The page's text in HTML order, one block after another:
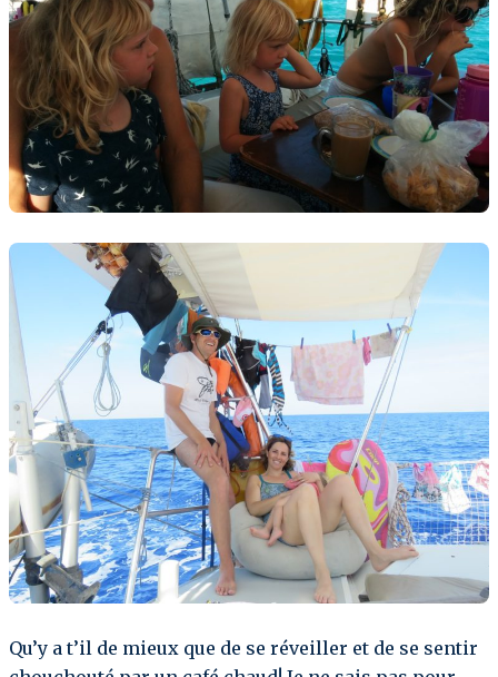
Qu’y a t’il de mieux que de se réveiller et de se sentir